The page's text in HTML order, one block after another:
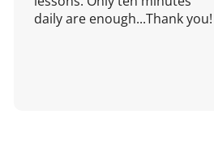
daily are enough...Thank you!